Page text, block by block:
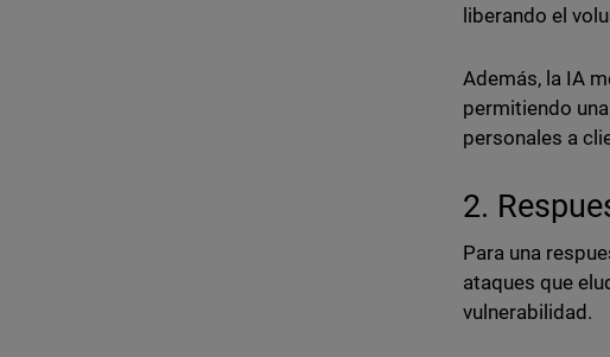
liberando el
Además, la IA
permitiendo
personales a
2.
Para una
ataques que
vulnerabilidad.